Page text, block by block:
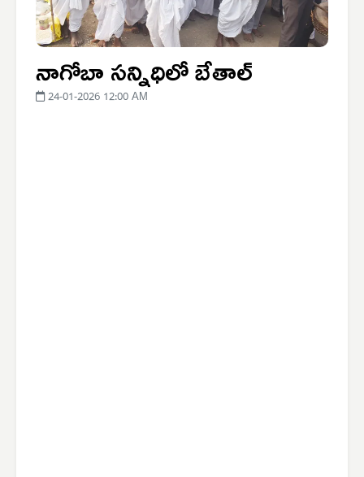
నాగోబా సన్నిధిలో బేతాల్
24-01-2026 12:00 AM